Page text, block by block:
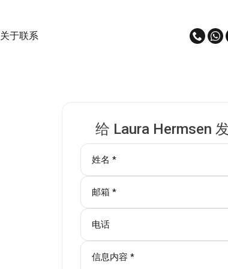
关于联系
给 Laura Hermsen